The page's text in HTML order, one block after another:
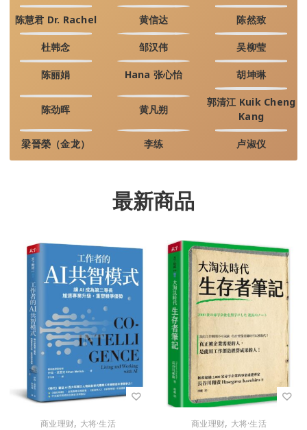
陈慧君 Dr. Rachel 黄信达 陈然致
杜韩念 邹汉伟 吴柳莹
陈丽娟 Hana 张心怡 胡坤琳
陈劲晖 黄凡朔
郭清江 Kuik Cheng
Kang
梁晉榮（金龙） 李练 卢淑仪
最新商品
商业理财, 大将·生活 商业理财, 大将·生活